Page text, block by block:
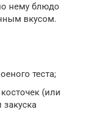
нему блюдо
вкусом.
теста;
(или